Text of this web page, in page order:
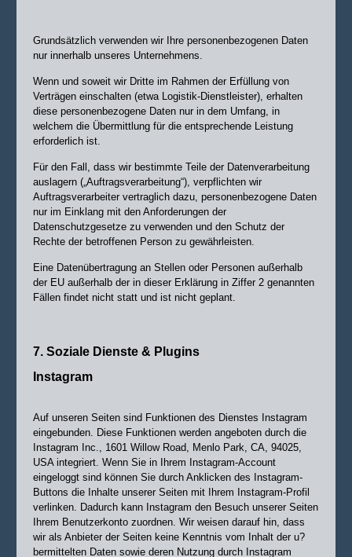
Grundsätzlich verwenden wir Ihre personenbezogenen Daten
nur innerhalb unseres Unternehmens.
Wenn und soweit wir Dritte im Rahmen der Erfüllung von
Verträgen einschalten (etwa Logistik-Dienstleister), erhalten
diese personenbezogene Daten nur in dem Umfang, in
welchem die Übermittlung für die entsprechende Leistung
erforderlich ist.
Für den Fall, dass wir bestimmte Teile der Datenverarbeitung
auslagern („Auftragsverarbeitung“), verpflichten wir
Auftragsverarbeiter vertraglich dazu, personenbezogene Daten
nur im Einklang mit den Anforderungen der
Datenschutzgesetze zu verwenden und den Schutz der
Rechte der betroffenen Person zu gewährleisten.
Eine Datenübertragung an Stellen oder Personen außerhalb
der EU außerhalb der in dieser Erklärung in Ziffer 2 genannten
Fällen findet nicht statt und ist nicht geplant.
7. Soziale Dienste & Plugins
Instagram
Auf unseren Seiten sind Funktionen des Dienstes Instagram
eingebunden. Diese Funktionen werden angeboten durch die
Instagram Inc., 1601 Willow Road, Menlo Park, CA, 94025,
USA integriert. Wenn Sie in Ihrem Instagram-Account
eingeloggt sind können Sie durch Anklicken des Instagram-
Buttons die Inhalte unserer Seiten mit Ihrem Instagram-Profil
verlinken. Dadurch kann Instagram den Besuch unserer Seiten
Ihrem Benutzerkonto zuordnen. Wir weisen darauf hin, dass
wir als Anbieter der Seiten keine Kenntnis vom Inhalt der u?
bermittelten Daten sowie deren Nutzung durch Instagram